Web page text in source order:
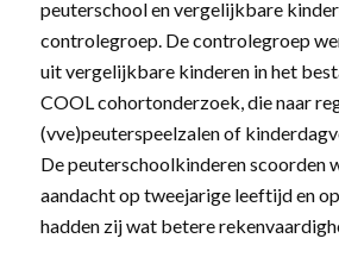
peuterschool en vergelijkbare
controlegroep. De controlegroep
uit vergelijkbare kinderen in het
COOL cohortonderzoek, die naar
(vve)peuterspeelzalen of
De peuterschoolkinderen scoorden
aandacht op tweejarige leeftijd en
hadden zij wat betere